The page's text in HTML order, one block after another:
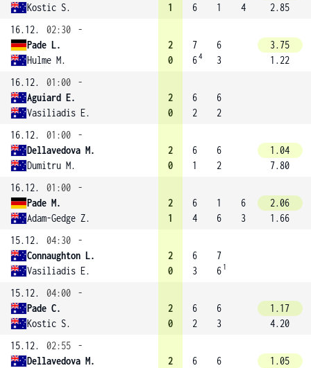
Kostic S.
1
6
1
4
2.85
16.12.
02:30
-
Pade L.
Hulme M.
2
0
7
64
6
3
3.75
1.22
16.12.
01:00
-
Aguiard E.
Vasiliadis E.
2
0
6
2
6
2
16.12.
01:00
-
Dellavedova M.
Dumitru M.
2
0
6
1
6
2
1.04
7.80
16.12.
01:00
-
Pade M.
Adam-Gedge Z.
2
1
6
4
1
6
6
3
2.06
1.66
15.12.
04:30
-
Connaughton L.
Vasiliadis E.
2
0
6
3
7
6 1
15.12. 04:00
-
Pade C.
Kostic S.
2
0
6
2
6
3
1.17
4.20
15.12.
02:55
-
Dellavedova M.
2
6
6
1.05